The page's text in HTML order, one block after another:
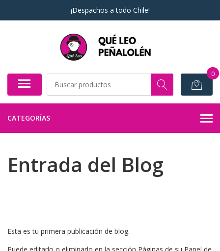
¡Despachos a todo Chile!
0
CATEGORÍAS
Entrada del Blog
Esta es tu primera publicación de blog.
Puede editarlo o eliminarlo en la sección Páginas de su Panel de